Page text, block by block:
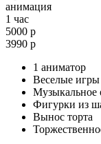
анимация
1 час
5000 р
3990 р
1 аниматор
Веселые игры
Музыкальное
Фигурки из
Вынос торта